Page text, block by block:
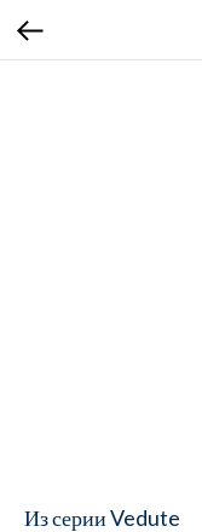
Из серии Vedute